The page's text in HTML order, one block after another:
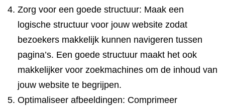
Zorg voor een goede structuur: Maak een
logische structuur voor jouw website zodat
bezoekers makkelijk kunnen navigeren tussen
pagina’s. Een goede structuur maakt het ook
makkelijker voor zoekmachines om de inhoud van
jouw website te begrijpen.
Optimaliseer afbeeldingen: Comprimeer